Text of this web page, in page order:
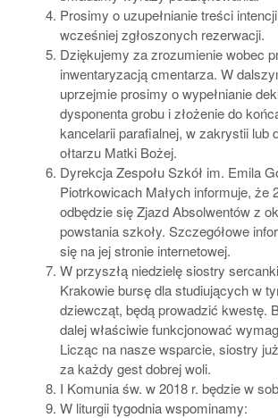
Prosimy o uzupełnianie treści
wcześniej zgłoszonych rezerwacji.
Dziękujemy za zrozumienie wobec
inwentaryzacją cmentarza. W
uprzejmie prosimy o wypełnianie
dysponenta grobu i złożenie do
kancelarii parafialnej, w zakrystii lub
ołtarzu Matki Bożej.
Dyrekcja Zespołu Szkół im. Emila
Piotrkowicach Małych informuje, że
odbędzie się Zjazd Absolwentów z
powstania szkoły. Szczegółowe
się na jej stronie internetowej.
W przyszłą niedzielę siostry
Krakowie bursę dla studiujących w
dziewcząt, będą prowadzić kwestę.
dalej właściwie funkcjonować
Licząc na nasze wsparcie, siostry
za każdy gest dobrej woli.
I Komunia św. w 2018 r. będzie w
W liturgii tygodnia wspominamy: